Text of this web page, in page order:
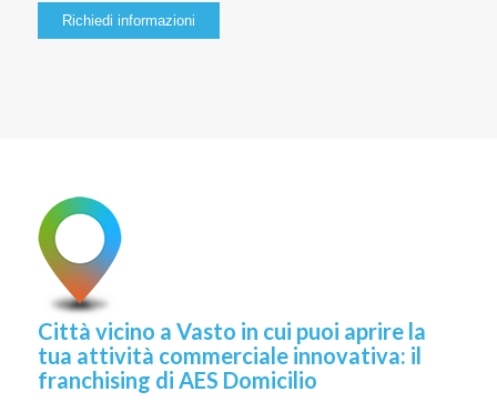
Città vicino a Vasto in cui puoi aprire la
tua attività commerciale innovativa: il
franchising di AES Domicilio